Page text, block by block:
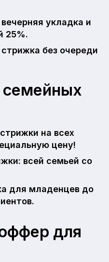
укладка и
25%.
без очереди
на всех
цену!
всей семьей со
для младенцев до
для